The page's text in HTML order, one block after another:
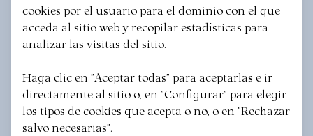
PODCAST _ La Ruta Slow en
la Euskadi Gastronomika
Festa
EUSKADI GASTRONOMIKA · 26/02/2024
cookies por el usuario para el dominio con el que
acceda al sitio web y recopilar estadísticas para
analizar las visitas del sitio.
Haga clic en "Aceptar todas" para aceptarlas e ir
directamente al sitio o, en "Configurar" para elegir
los tipos de cookies que acepta o no, o en "Rechazar
salvo necesarias".